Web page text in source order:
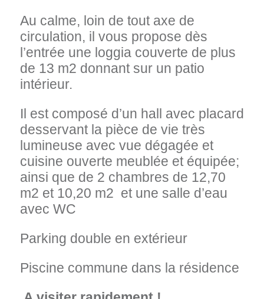
Au calme, loin de tout axe de
circulation, il vous propose dès
l’entrée une loggia couverte de plus
de 13 m2 donnant sur un patio
intérieur.
Il est composé d’un hall avec placard
desservant la pièce de vie très
lumineuse avec vue dégagée et
cuisine ouverte meublée et équipée;
ainsi que de 2 chambres de 12,70
m2 et 10,20 m2 et une salle d’eau
avec WC
Parking double en extérieur
Piscine commune dans la résidence